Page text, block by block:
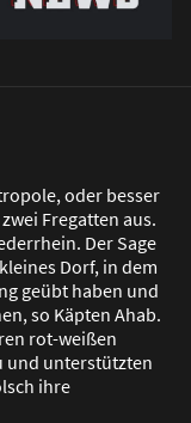
oder besser
Fregatten aus.
Der Sage
Dorf, in dem
geübt haben und
so Käpten Ahab.
rot-weißen
und unterstützten
ihre